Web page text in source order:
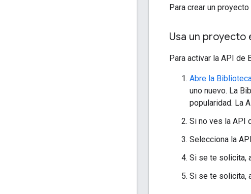
Para crear un
Usa un proyecto
Para activar la API de
Abre la
uno nuevo. La
popularidad. La
Si no ves la API
Selecciona la
Si se te solicita,
Si se te solicita,